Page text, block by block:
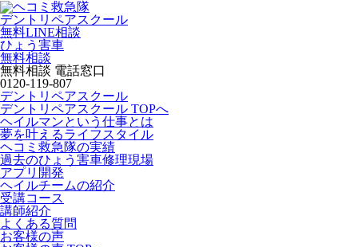
デントリペアスクール
無料LINE相談
ひょう害車
無料相談
無料相談 電話窓口
0120-119-807
デントリペアスクール
デントリペアスクール TOPへ
ヘイルマンという仕事とは
夢を叶えるライフスタイル
ヘコミ救急隊の実績
過去のひょう害車修理現場
アプリ開発
ヘイルチームの紹介
受講コース
講師紹介
よくある質問
お客様の声